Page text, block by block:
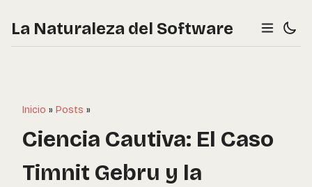
La Naturaleza del Software
Inicio » Posts »
Ciencia Cautiva: El Caso
Timnit Gebru y la